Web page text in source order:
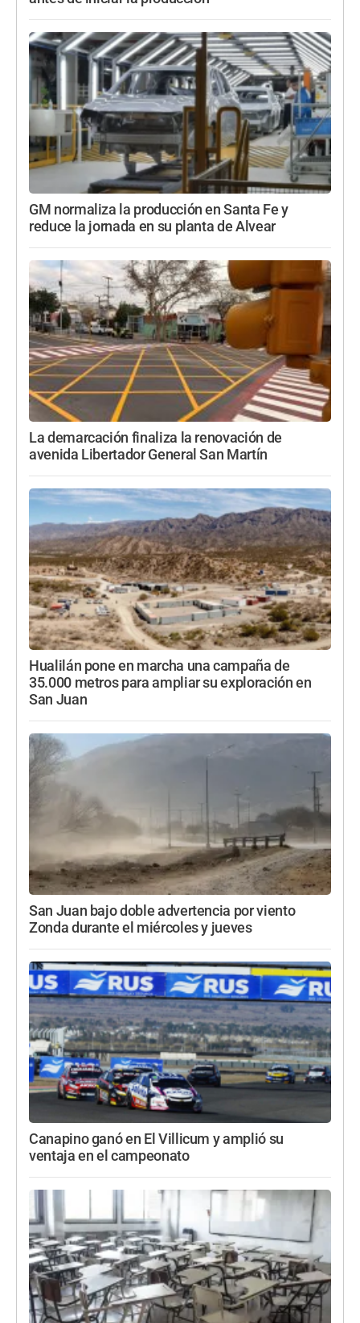
GM normaliza la producción en Santa Fe y
reduce la jornada en su planta de Alvear
La demarcación finaliza la renovación de
avenida Libertador General San Martín
Hualilán pone en marcha una campaña de
35.000 metros para ampliar su exploración en
San Juan
San Juan bajo doble advertencia por viento
Zonda durante el miércoles y jueves
Canapino ganó en El Villicum y amplió su
ventaja en el campeonato